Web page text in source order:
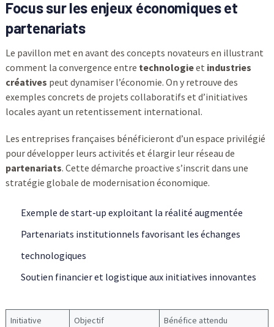
Focus sur les enjeux économiques et
partenariats
Le pavillon met en avant des concepts novateurs en illustrant
comment la convergence entre technologieet industries
créatives peut dynamiser l’économie. On y retrouve des
exemples concrets de projets collaboratifs et d’initiatives
locales ayant un retentissement international.
Les entreprises françaises bénéficieront d’un espace privilégié
pour développer leurs activités et élargir leur réseau de
partenariats. Cette démarche proactive s’inscrit dans une
stratégie globale de modernisation économique.
Exemple de start-up exploitant la réalité augmentée
Partenariats institutionnels favorisant les échanges
technologiques
Soutien financier et logistique aux initiatives innovantes
Initiative Objectif Bénéfice attendu